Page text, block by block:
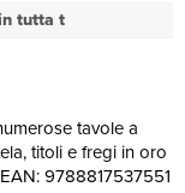
tutta t
tavole a
titoli e fregi in oro
9788817537551